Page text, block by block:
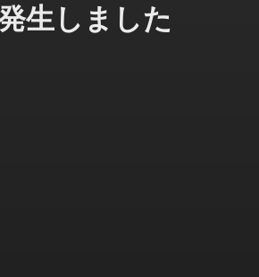
生しました